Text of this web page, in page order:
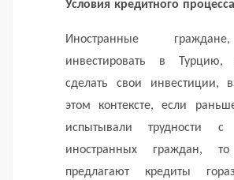
Условия кредитного процесса
Иностранные
инвестировать в Турцию,
этом контексте, если
испытывали трудности с
иностранных граждан,
предлагают кредиты